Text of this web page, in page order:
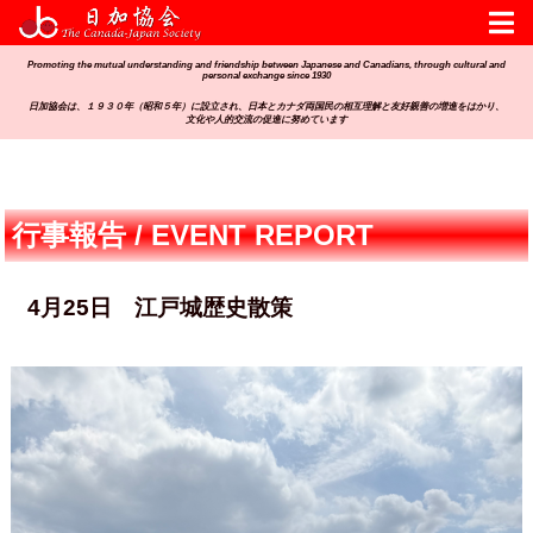
Promoting the mutual understanding and friendship between Japanese and Canadians, through cultural and
personal exchange since 1930
日加協会は、１９３０年（昭和５年）に設立され、日本とカナダ両国民の相互理解と友好親善の増進をはかり、
文化や人的交流の促進に努めています
行事報告 / EVENT REPORT
4月25日 江戸城歴史散策